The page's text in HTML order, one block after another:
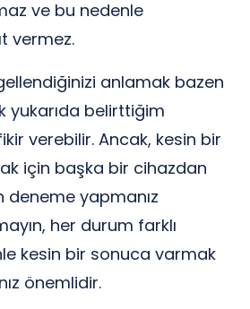
ve bu nedenle
vermez.
anlamak bazen
yukarıda belirttiğim
verebilir. Ancak, kesin bir
için başka bir cihazdan
yapmanız
her durum farklı
kesin bir sonuca varmak
önemlidir.